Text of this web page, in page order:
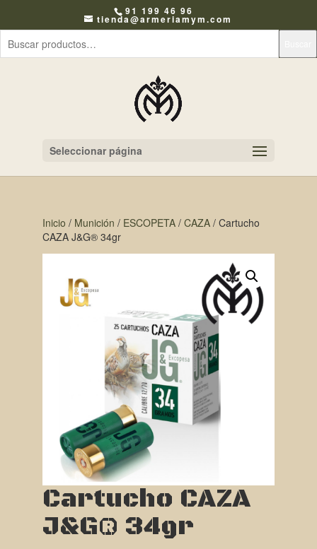
91 199 46 96
tienda@armeriamym.com
Seleccionar página
Inicio / Munición / ESCOPETA/ CAZA/ Cartucho
CAZA J&G® 34gr
Cartucho CAZA
J&G® 34gr